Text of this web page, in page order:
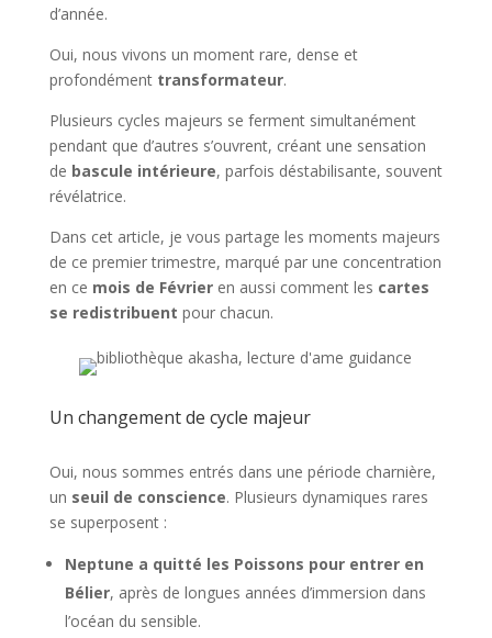
d’année.
Oui, nous vivons un moment rare, dense et
profondément transformateur.
Plusieurs cycles majeurs se ferment simultanément
pendant que d’autres s’ouvrent, créant une sensation
de bascule intérieure, parfois déstabilisante, souvent
révélatrice.
Dans cet article, je vous partage les moments majeurs
de ce premier trimestre, marqué par une concentration
en ce mois de Févrieren aussi comment les cartes
se redistribuent pour chacun.
Un changement de cycle majeur
Oui, nous sommes entrés dans une période charnière,
un seuil de conscience. Plusieurs dynamiques rares
se superposent :
Neptune a quitté les Poissons pour entrer en
Bélier, après de longues années d’immersion dans
l’océan du sensible.